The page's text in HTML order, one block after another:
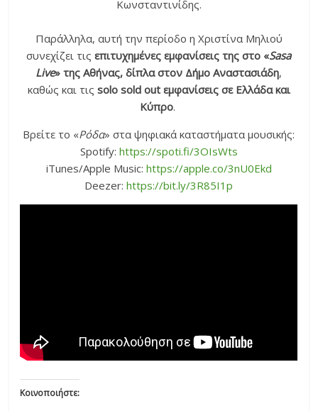
Κωνσταντινίδης.
Παράλληλα, αυτή την περίοδο η Χριστίνα Μηλιού
συνεχίζει τις επιτυχημένες εμφανίσεις της στο «Sasa
Live» της Αθήνας, δίπλα στον Δήμο Αναστασιάδη,
καθώς και τις solo sold out εμφανίσεις σε Ελλάδα και
Κύπρο.
Βρείτε το «Ρόδα» στα ψηφιακά καταστήματα μουσικής:
Spotify: https://spoti.fi/3OIsWts
iTunes/Apple Music: https://apple.co/3nU0Ekd
Deezer:https://bit.ly/3R85I1p
Κοινοποιήστε: